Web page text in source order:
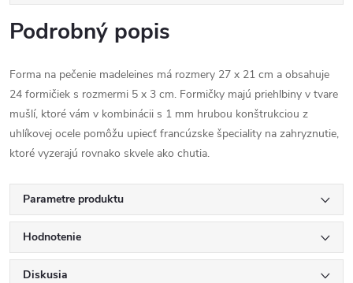
Podrobný popis
Forma na pečenie madeleines má rozmery 27 x 21 cm a obsahuje
24 formičiek s rozmermi 5 x 3 cm. Formičky majú priehlbiny v tvare
mušlí, ktoré vám v kombinácii s 1 mm hrubou konštrukciou z
uhlíkovej ocele pomôžu upiecť francúzske špeciality na zahryznutie,
ktoré vyzerajú rovnako skvele ako chutia.
Parametre produktu
Hodnotenie
Diskusia